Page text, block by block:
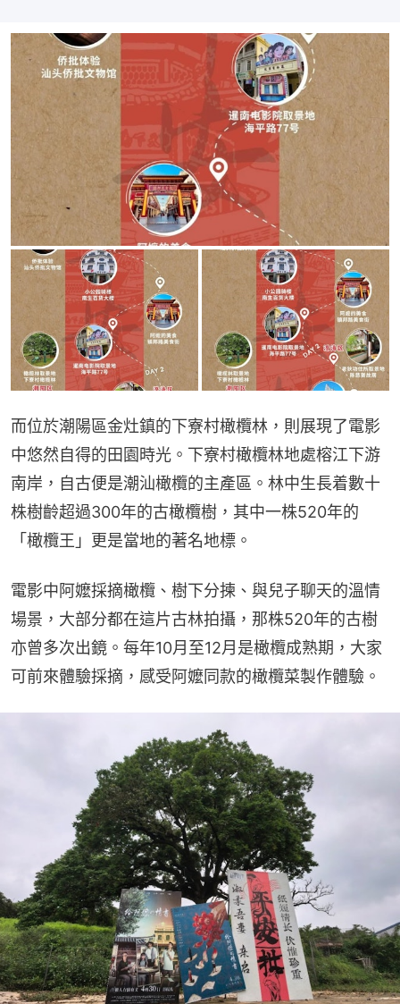
而位於潮陽區金灶鎮的下寮村橄欖林，則展現了電影
中悠然自得的田園時光。下寮村橄欖林地處榕江下游
南岸，自古便是潮汕橄欖的主產區。林中生長着數十
株樹齡超過300年的古橄欖樹，其中一株520年的
「橄欖王」更是當地的著名地標。
電影中阿嬤採摘橄欖、樹下分揀、與兒子聊天的溫情
場景，大部分都在這片古林拍攝，那株520年的古樹
亦曾多次出鏡。每年10月至12月是橄欖成熟期，大家
可前來體驗採摘，感受阿嬤同款的橄欖菜製作體驗。